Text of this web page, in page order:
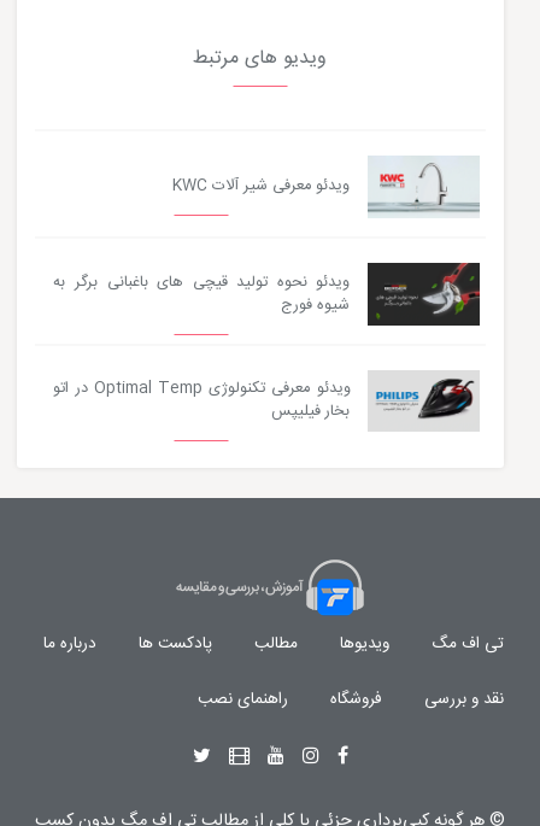
ویدیو های مرتبط
ویدئو معرفی شیر آلات KWC
ویدئو نحوه تولید قیچی های باغبانی برگر به
شیوه فورج
ویدئو معرفی تکنولوژی Optimal Temp در اتو
بخار فیلیپس
تی اف مگ ویدیوها مطالب پادکست ها درباره ما
نقد و بررسی فروشگاه راهنمای نصب